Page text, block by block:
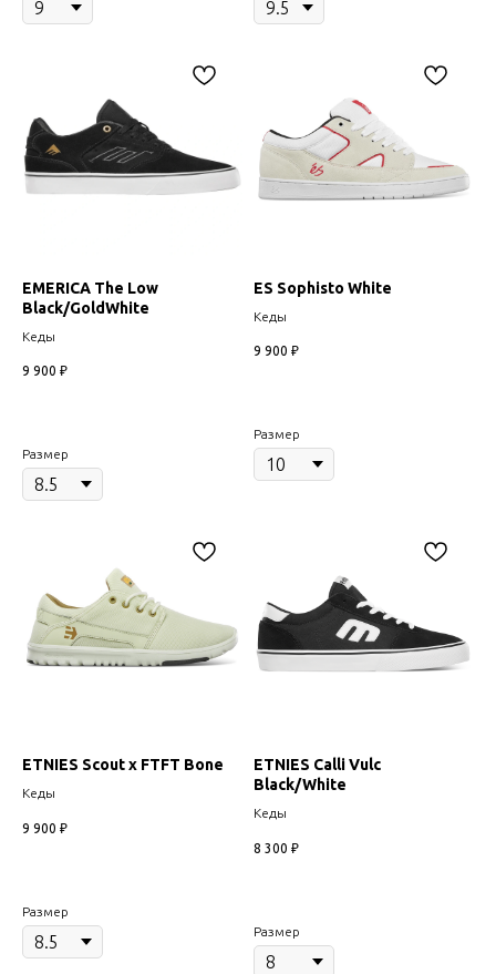
EMERICA The Low
Black/GoldWhite
Кеды
9 900 ₽
Размер
ES Sophisto White
Кеды
9 900 ₽
Размер
ETNIES Scout x FTFT Bone
Кеды
9 900 ₽
Размер
ETNIES Calli Vulc
Black/White
Кеды
8 300 ₽
Размер